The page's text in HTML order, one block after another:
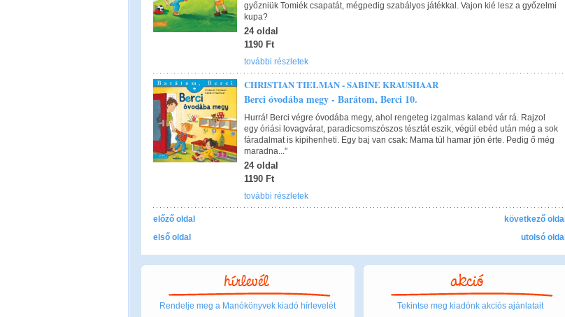
győzniük Tomiék csapatát, mégpedig szabályos játékkal. Vajon kié lesz a győzelmi
kupa?
24 oldal
1190 Ft
további részletek
CHRISTIAN TIELMAN - SABINE KRAUSHAAR
Berci óvodába megy - Barátom, Berci 10.
Hurrá! Berci végre óvodába megy, ahol rengeteg izgalmas kaland vár rá. Rajzol
egy óriási lovagvárat, paradicsomszószos tésztát eszik, végül ebéd után még a sok
fáradalmat is kipihenheti. Egy baj van csak: Mama túl hamar jön érte. Pedig ő még
maradna..."
24 oldal
1190 Ft
további részletek
előző oldal
következő oldal
első oldal
utolsó oldal
Rendelje meg a Manókönyvek kiadó hírlevelét Tekintse meg kiadónk akciós ajánlatait